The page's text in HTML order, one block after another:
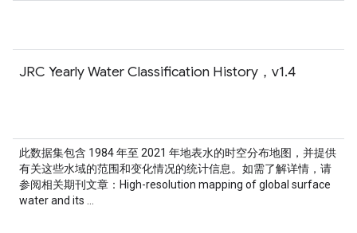
JRC Yearly Water Classification History，v1.4
此数据集包含 1984 年至 2021 年地表水的时空分布地图，并提供
有关这些水域的范围和变化情况的统计信息。如需了解详情，请
参阅相关期刊文章：High-resolution mapping of global surface
water and its …